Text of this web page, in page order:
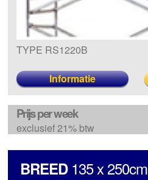
TYPE RS1220B
Informatie
Prijs per week
exclusief 21% btw
BREED135 x 250cm